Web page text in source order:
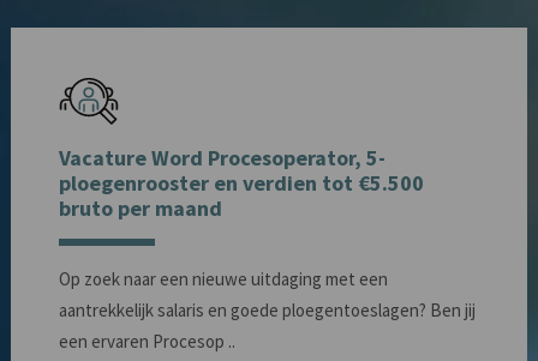
Vacature Word Procesoperator, 5-
ploegenrooster en verdien tot €5.500
bruto per maand
Op zoek naar een nieuwe uitdaging met een
aantrekkelijk salaris en goede ploegentoeslagen? Ben jij
een ervaren Procesop ..